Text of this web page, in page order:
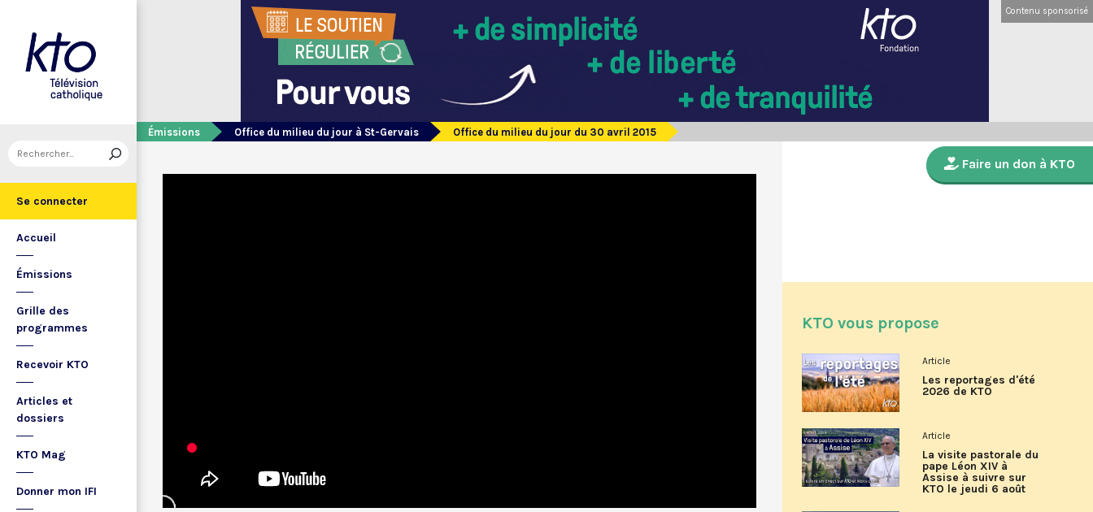
Se connecter
Accueil
Émissions
Grille des
programmes
Recevoir KTO
Articles et
dossiers
KTO Mag
Donner mon IFI
Contenu sponsorisé
Émissions Office du milieu du jour à St-Gervais Office du milieu du jour du 30 avril 2015
Faire un don à KTO
KTO vous propose
Article
Les reportages d'été
2026 de KTO
Article
La visite pastorale du
pape Léon XIV à
Assise à suivre sur
KTO le jeudi 6 août